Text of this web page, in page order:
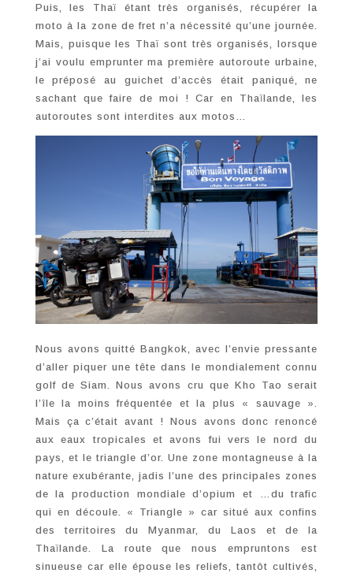
Puis, les Thaï étant très organisés, récupérer la
moto à la zone de fret n’a nécessité qu’une journée.
Mais, puisque les Thaï sont très organisés, lorsque
j’ai voulu emprunter ma première autoroute urbaine,
le préposé au guichet d’accès était paniqué, ne
sachant que faire de moi ! Car en Thaïlande, les
autoroutes sont interdites aux motos…
Nous avons quitté Bangkok, avec l’envie pressante
d’aller piquer une tête dans le mondialement connu
golf de Siam. Nous avons cru que Kho Tao serait
l’île la moins fréquentée et la plus « sauvage ».
Mais ça c’était avant ! Nous avons donc renoncé
aux eaux tropicales et avons fui vers le nord du
pays, et le triangle d’or. Une zone montagneuse à la
nature exubérante, jadis l’une des principales zones
de la production mondiale d’opium et …du trafic
qui en découle. « Triangle » car situé aux confins
des territoires du Myanmar, du Laos et de la
Thaïlande. La route que nous empruntons est
sinueuse car elle épouse les reliefs, tantôt cultivés,